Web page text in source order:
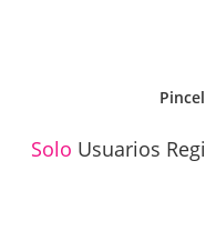
Solo Usuarios